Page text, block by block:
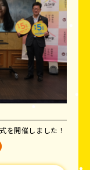
を開催しました！